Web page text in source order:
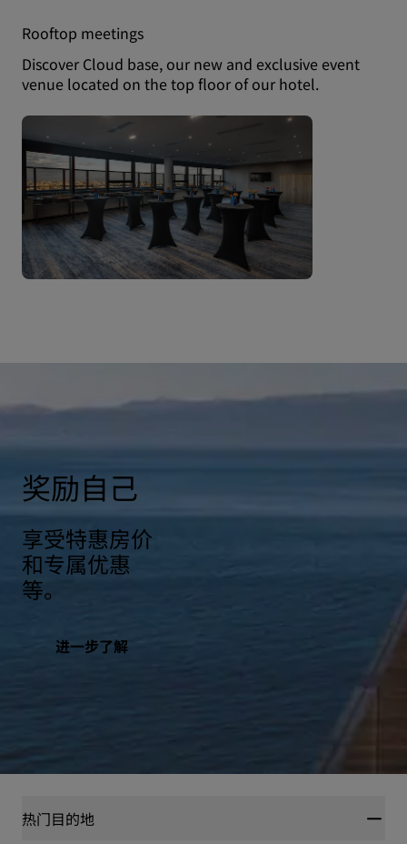
Rooftop meetings
Discover Cloud base, our new and exclusive event
venue located on the top floor of our hotel.
奖励自己
享受特惠房价
和专属优惠
等。
进一步了解
热门目的地